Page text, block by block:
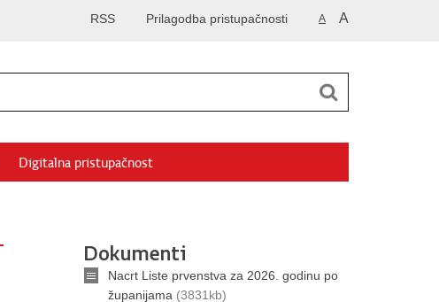
A A
Prilagodba pristupačnosti
RSS
Digitalna pristupačnost
Dokumenti
Nacrt Liste prvenstva za 2026. godinu po
županijama (3831kb)